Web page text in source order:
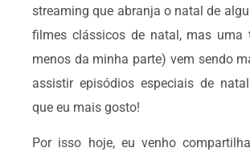
streaming que abranja o natal de
filmes clássicos de natal, mas uma
menos da minha parte) vem sendo
assistir episódios especiais de
que eu mais gosto!
Por isso hoje, eu venho